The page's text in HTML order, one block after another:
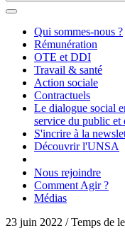
Qui sommes-nous ?
Rémunération
OTE et DDI
Travail & santé
Action sociale
Contractuels
Le dialogue social
service du public et
S'incrire à la
Découvrir l'UNSA
Nous rejoindre
Comment Agir ?
Médias
23 juin 2022 / Temps de